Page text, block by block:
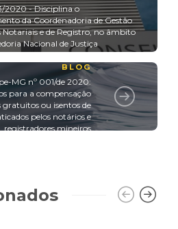
2020 - Disciplina o
da Coordenadoria de Gestão
Notariais e de Registro, no âmbito
Nacional de Justiça
BLOG
MG nº 001/de 2020:
para a compensação
gratuitos ou isentos de
pelos notários e
registradores mineiros